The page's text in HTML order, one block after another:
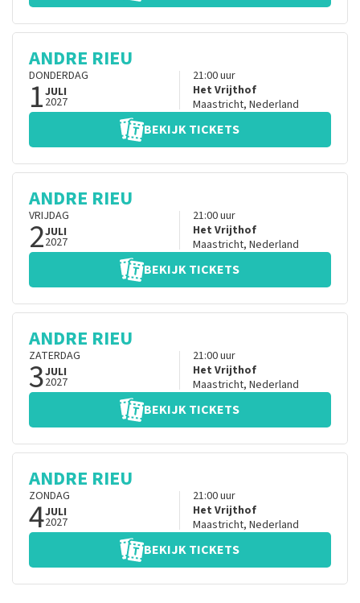
ANDRE RIEU
DONDERDAG
1JULI
2027
21:00uur
Het Vrijthof
Maastricht, Nederland
BEKIJK TICKETS
ANDRE RIEU
VRIJDAG
2JULI
2027
21:00uur
Het Vrijthof
Maastricht, Nederland
BEKIJK TICKETS
ANDRE RIEU
ZATERDAG
3JULI
2027
21:00uur
Het Vrijthof
Maastricht, Nederland
BEKIJK TICKETS
ANDRE RIEU
ZONDAG
4JULI
2027
21:00uur
Het Vrijthof
Maastricht, Nederland
BEKIJK TICKETS